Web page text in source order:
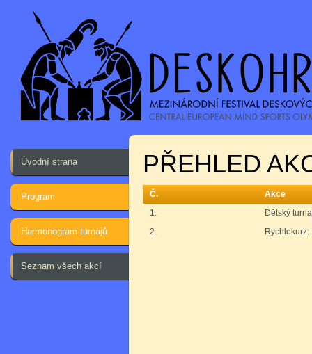
Úvodní strana
Program
Harmonogram turnajů
Seznam všech akcí
PŘEHLED
Č.
Akce
1.
Dětský
2.